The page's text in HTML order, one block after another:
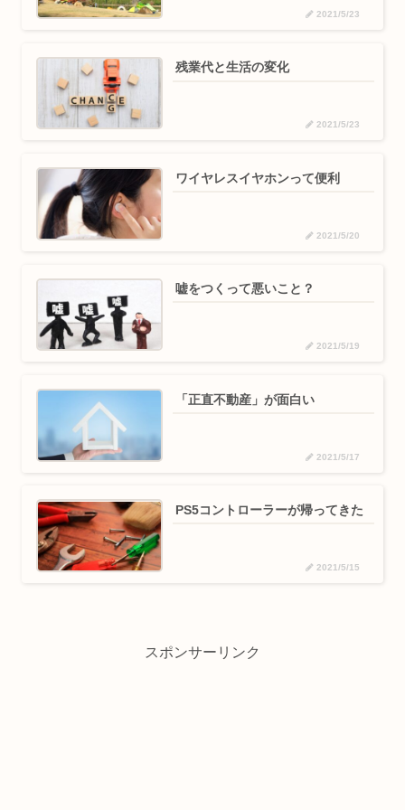
2021/5/23
残業代と生活の変化
2021/5/23
ワイヤレスイヤホンって便利
2021/5/20
嘘をつくって悪いこと？
2021/5/19
「正直不動産」が面白い
2021/5/17
PS5コントローラーが帰ってきた
2021/5/15
スポンサーリンク